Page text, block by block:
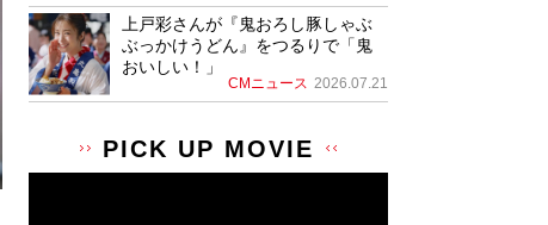
上戸彩さんが『鬼おろし豚しゃぶ
ぶっかけうどん』をつるりで「鬼
おいしい！」
CMニュース 2026.07.21
PICK UP MOVIE